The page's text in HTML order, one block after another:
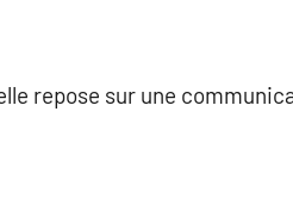
repose sur une